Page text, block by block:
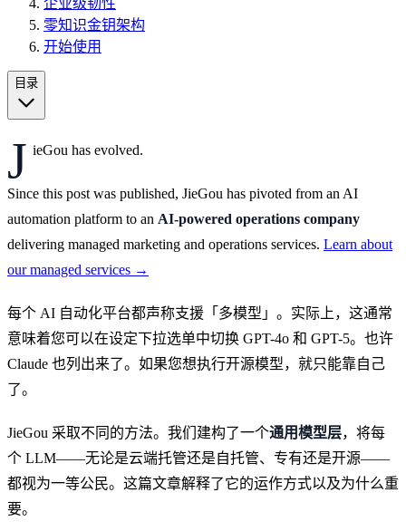
零知识金钥架构
开始使用
目录
J ieGou has evolved.
Since this post was published, JieGou has pivoted from an AI
automation platform to an AI-powered operations company
delivering managed marketing and operations services. Learn about
our managed services →
每个 AI 自动化平台都声称支援「多模型」。实际上，这通常
意味着您可以在设定下拉选单中切换 GPT-4o 和 GPT-5。也许
Claude 也列出来了。如果您想执行开源模型，就只能靠自己
了。
JieGou 采取不同的方法。我们建构了一个通用模型层，将每
个 LLM——无论是云端托管还是自托管、专有还是开源——
都视为一等公民。这篇文章解释了它的运作方式以及为什么重
要。